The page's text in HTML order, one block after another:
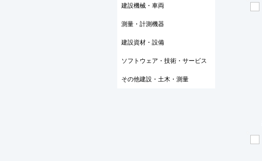
建設機械・車両
測量・計測機器
建設資材・設備
ソフトウェア・技術・サービス
その他建設・土木・測量